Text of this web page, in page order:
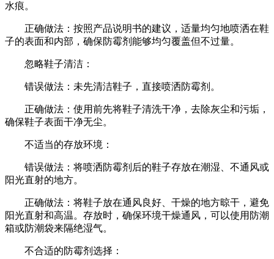
水痕。
正确做法：按照产品说明书的建议，适量均匀地喷洒在鞋
子的表面和内部，确保防霉剂能够均匀覆盖但不过量。
忽略鞋子清洁：
错误做法：未先清洁鞋子，直接喷洒防霉剂。
正确做法：使用前先将鞋子清洗干净，去除灰尘和污垢，
确保鞋子表面干净无尘。
不适当的存放环境：
错误做法：将喷洒防霉剂后的鞋子存放在潮湿、不通风或
阳光直射的地方。
正确做法：将鞋子放在通风良好、干燥的地方晾干，避免
阳光直射和高温。存放时，确保环境干燥通风，可以使用防潮
箱或防潮袋来隔绝湿气。
不合适的防霉剂选择：